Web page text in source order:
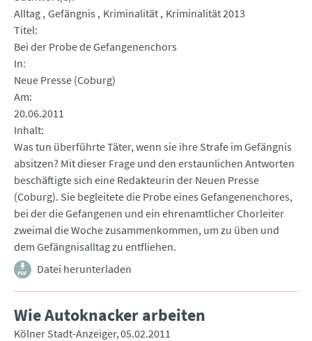
Alltag Gefängnis Kriminalität Kriminalität 2013
Titel
Bei der Probe de Gefangenenchors
In
Neue Presse (Coburg)
Am
20.06.2011
Inhalt
Was tun überführte Täter, wenn sie ihre Strafe im Gefängnis
absitzen? Mit dieser Frage und den erstaunlichen Antworten
beschäftigte sich eine Redakteurin der Neuen Presse
(Coburg). Sie begleitete die Probe eines Gefangenenchores,
bei der die Gefangenen und ein ehrenamtlicher Chorleiter
zweimal die Woche zusammenkommen, um zu üben und
dem Gefängnisalltag zu entfliehen.
Datei herunterladen
Wie Autoknacker arbeiten
Kölner Stadt-Anzeiger 05.02.2011